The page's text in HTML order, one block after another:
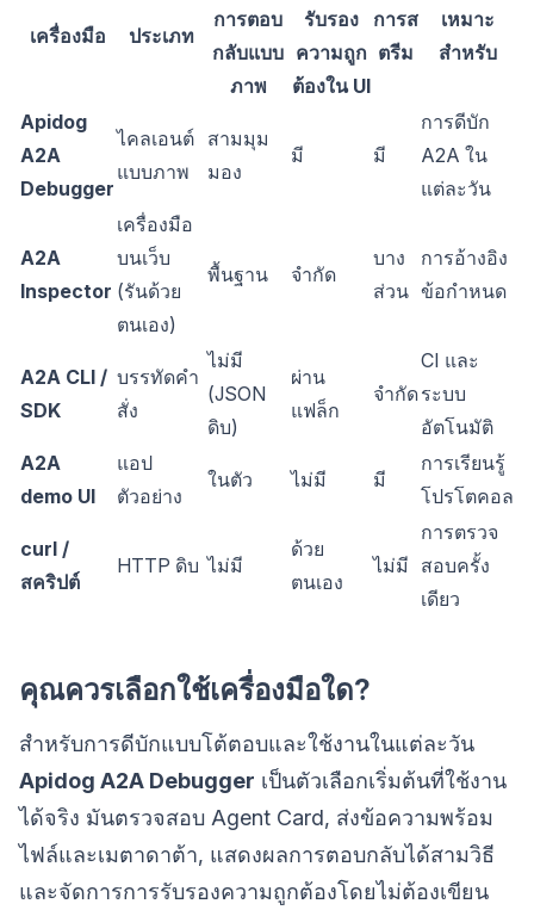
เครื่องมือ ประเภท
การตอบ
กลับแบบ
ภาพ
รับรอง
ความถูก
ต้องใน UI
การส
ตรีม
เหมาะ
สำหรับ
Apidog
A2A
Debugger
ไคลเอนต์
แบบภาพ
สามมุม
มอง
มี มี
การดีบัก
A2A ใน
แต่ละวัน
A2A
Inspector
เครื่องมือ
บนเว็บ
(รันด้วย
ตนเอง)
พื้นฐาน จำกัด
บาง
ส่วน
การอ้างอิง
ข้อกำหนด
A2A CLI /
SDK
บรรทัดคำ
สั่ง
ไม่มี
(JSON
ดิบ)
ผ่าน
แฟล็ก
จำกัด
CI และ
ระบบ
อัตโนมัติ
A2A
demo UI
แอป
ตัวอย่าง
ในตัว ไม่มี มี
การเรียนรู้
โปรโตคอล
curl /
สคริปต์
HTTP ดิบ ไม่มี
ด้วย
ตนเอง
ไม่มี
การตรวจ
สอบครั้ง
เดียว
คุณควรเลือกใช้เครื่องมือใด?
สำหรับการดีบักแบบโต้ตอบและใช้งานในแต่ละวัน
Apidog A2A Debugger เป็นตัวเลือกเริ่มต้นที่ใช้งาน
ได้จริง มันตรวจสอบ Agent Card, ส่งข้อความพร้อม
ไฟล์และเมตาดาต้า, แสดงผลการตอบกลับได้สามวิธี
และจัดการการรับรองความถูกต้องโดยไม่ต้องเขียน